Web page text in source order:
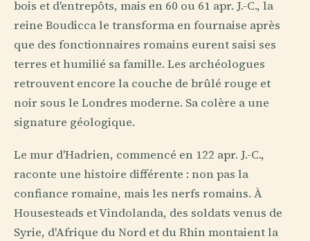
bois et d'entrepôts, mais en 60 ou 61 apr. J.-C., la
reine Boudicca le transforma en fournaise après
que des fonctionnaires romains eurent saisi ses
terres et humilié sa famille. Les archéologues
retrouvent encore la couche de brûlé rouge et
noir sous le Londres moderne. Sa colère a une
signature géologique.
Le mur d'Hadrien, commencé en 122 apr. J.-C.,
raconte une histoire différente : non pas la
confiance romaine, mais les nerfs romains. À
Housesteads et Vindolanda, des soldats venus de
Syrie, d'Afrique du Nord et du Rhin montaient la